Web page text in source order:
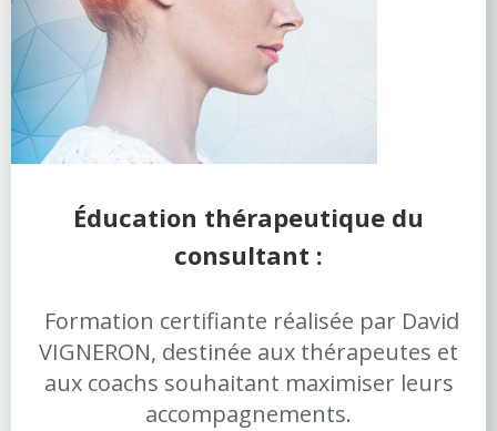
Éducation thérapeutique du
consultant :
Formation certifiante réalisée par David
VIGNERON, destinée aux thérapeutes et
aux coachs souhaitant maximiser leurs
accompagnements.